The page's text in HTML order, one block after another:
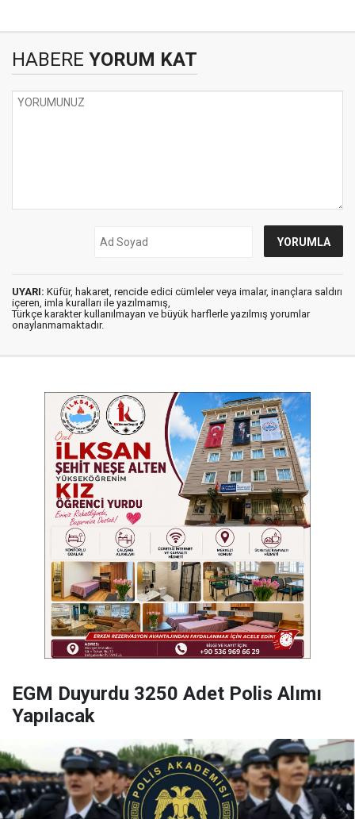
HABERE YORUM KAT
UYARI: Küfür, hakaret, rencide edici cümleler veya imalar, inançlara saldırı
içeren, imla kuralları ile yazılmamış,
Türkçe karakter kullanılmayan ve büyük harflerle yazılmış yorumlar
onaylanmamaktadır.
EGM Duyurdu 3250 Adet Polis Alımı
Yapılacak